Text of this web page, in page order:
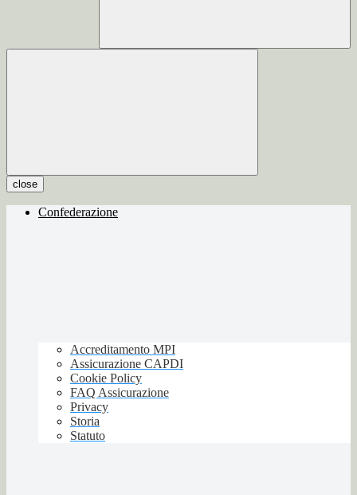
close
Confederazione
Accreditamento MPI
Assicurazione CAPDI
Cookie Policy
FAQ Assicurazione
Privacy
Storia
Statuto